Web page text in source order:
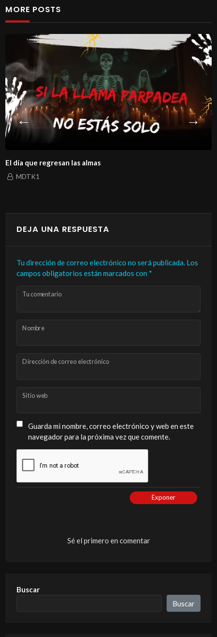
MORE POSTS
La historia de un amor que ni la muerte
DEJA UNA RESPUESTA
Tu dirección de correo electrónico no será publicada. Los
campos obligatorios están marcados con *
Tu comentario
Nombre
Dirección de correo electrónico
Sitio web
Guarda mi nombre, correo electrónico y web en este
navegador para la próxima vez que comente.
Exponer
Sé el primero en comentar
Buscar
Buscar